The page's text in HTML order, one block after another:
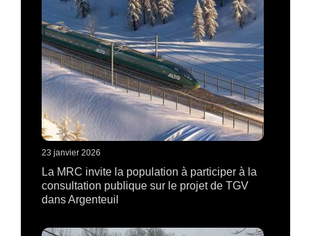
23 janvier 2026
La MRC invite la population à participer à la
consultation publique sur le projet de TGV
dans Argenteuil